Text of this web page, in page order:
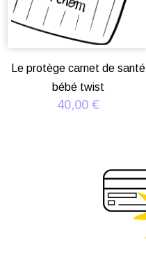
Le protège carnet de santé
bébé twist
40,00 €